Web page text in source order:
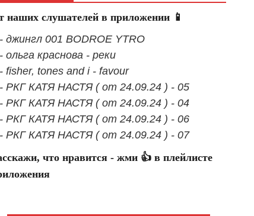
наших слушателей в приложении 📱
джингл 001 BODROE YTRO
ольга краснова - реки
fisher, tones and i - favour
РКГ КАТЯ НАСТЯ ( от 24.09.24 ) - 05
РКГ КАТЯ НАСТЯ ( от 24.09.24 ) - 04
РКГ КАТЯ НАСТЯ ( от 24.09.24 ) - 06
РКГ КАТЯ НАСТЯ ( от 24.09.24 ) - 07
что нравится - жми 👍 в плейлисте